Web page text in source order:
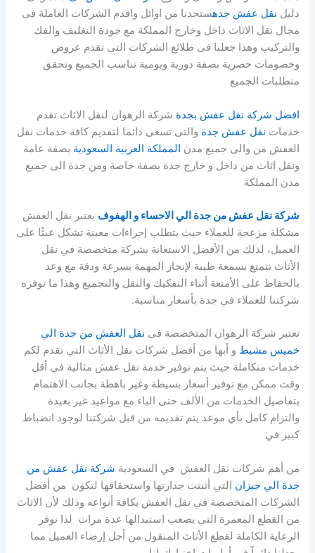
دليل نقل عفش جدهستجدنا من اوائل واقدم الشركات العاملة فى
مجال نقل الاثاث داخل وخارج المملكة مع جودة التغليف والفك
والتركيب وهذا جعلنا فى طلائع الشركات التى تقدم عروض
وخصومات حصرية بصفة دورية ويومية تناسب الجميع وتحقق
متطلبات الجميع
افضل شركة نقل عفش بجدة شركة الرهوان لنقل الاثاث تقدم
خدمات نقل عفش جدة والتى تسعى دائما لتقديم كافة خدمات نقل
العفش من والى جميع مدن المملكة العربية السعودية بصفة عامة
ونقل اثاث من داخل و خارج جدة بصفة خاصة ومن جدة الى جميع
مدن المملكة
شركة نقل عفش من جدة الي الاحساء و الهفوف يعتبر نقل العفش
مشكلة مزعجة للعملاء حيث يتطلب إجراءات معينة تشكل عبئًا على
العميل، لذلك من الأفضل الاستعانة بشركة متخصصة في نقل
الأثاث تتمتع بسمعة طيبة لإنجاز المهمة بسرعة ودقة مع وعد
بالحفاظ على الأمتعة أثناء التفكيك والنقل والتجميع وهذا ما توفره
شركتنا للعملاء في جدة بأسعار مناسبة.
تعتبر شركة الرهوان المتخصصة فى نقل العفش من جدة الي
خميس مشيط و أبها من أفضل شركات نقل الأثاث التي تقدم لكم
خدمات متكاملة حيث يتم توفير خدمة نقل عفش مثالية في أقل
وقت ممكن مع توفير أسعار بسيطة وغير باهظة بجانب الاهتمام
بتفاصيل الخدمات من الألف حتى الياء مع مواعيد غير بعيدة
والتزام كامل بأي موعد يتم تقديمه من قبل شركتنا لوجود انضباط
كبير في
من أهم شركات نقل العفش في السعودية شركة نقل عفش من
جدة الي جيزان التي أثبتت جدارتها واستحقاقها لتكون من أفضل
الشركات المتخصصة في نقل العفش بكافة أنواعه وذلك لأن الاثاث
من القطع المعمرة التي يصعب استبدالها عدة مرات لذا نوفر
الرعاية الكاملة لقطع الأثاث المنقول من أجل إرضاء العميل مما